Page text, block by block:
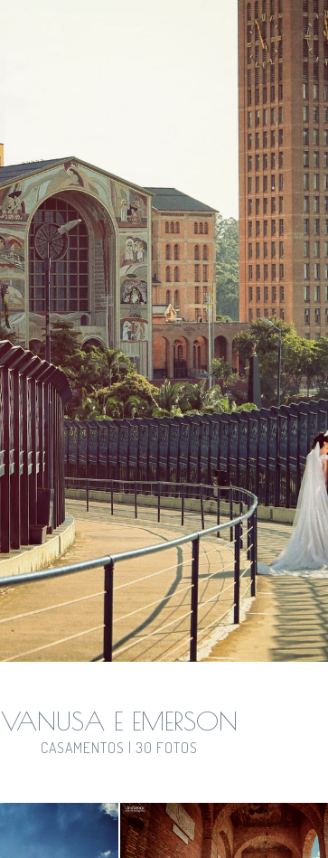
VANUSA E EMERSON
CASAMENTOS | 30 FOTOS
Guardar